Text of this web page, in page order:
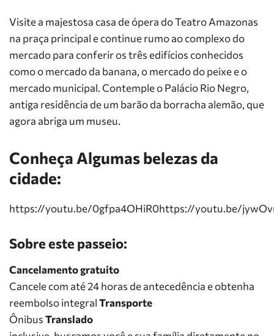
Visite a majestosa casa de ópera do Teatro Amazonas
na praça principal e continue rumo ao complexo do
mercado para conferir os três edifícios conhecidos
como o mercado da banana, o mercado do peixe e o
mercado municipal. Contemple o Palácio Rio Negro,
antiga residência de um barão da borracha alemão, que
agora abriga um museu.
Conheça Algumas belezas da
cidade:
https://youtu.be/0gfpa4OHiR0https://youtu.be/
Sobre este passeio:
Cancelamento gratuito
Cancele com até 24 horas de antecedência e obtenha
reembolso integralTransporte
ÔnibusTranslado